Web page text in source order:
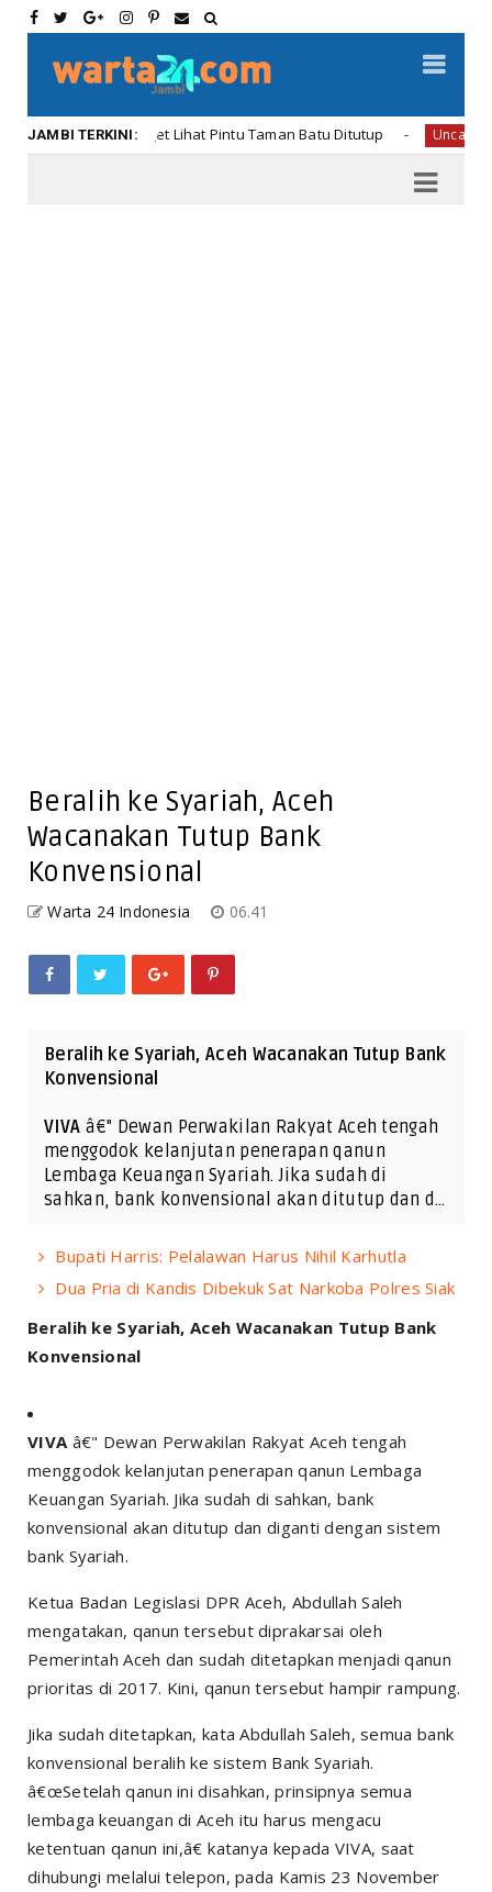
JAMBI TERKINI:
Oneng Kaget Lihat Pintu Taman Batu Ditutup Uncategorized
Beralih ke Syariah, Aceh
Wacanakan Tutup Bank
Konvensional
Warta 24 Indonesia 06.41
Beralih ke Syariah, Aceh Wacanakan Tutup Bank
Konvensional
VIVA â€" Dewan Perwakilan Rakyat Aceh tengah
menggodok kelanjutan penerapan qanun
Lembaga Keuangan Syariah. Jika sudah di
sahkan, bank konvensional akan ditutup dan d…
Bupati Harris: Pelalawan Harus Nihil Karhutla
Dua Pria di Kandis Dibekuk Sat Narkoba Polres Siak
Beralih ke Syariah, Aceh Wacanakan Tutup Bank
Konvensional
VIVA â€" Dewan Perwakilan Rakyat Aceh tengah
menggodok kelanjutan penerapan qanun Lembaga
Keuangan Syariah. Jika sudah di sahkan, bank
konvensional akan ditutup dan diganti dengan sistem
bank Syariah.
Ketua Badan Legislasi DPR Aceh, Abdullah Saleh
mengatakan, qanun tersebut diprakarsai oleh
Pemerintah Aceh dan sudah ditetapkan menjadi qanun
prioritas di 2017. Kini, qanun tersebut hampir rampung.
Jika sudah ditetapkan, kata Abdullah Saleh, semua bank
konvensional beralih ke sistem Bank Syariah.
â€œSetelah qanun ini disahkan, prinsipnya semua
lembaga keuangan di Aceh itu harus mengacu
ketentuan qanun ini,â€ katanya kepada VIVA, saat
dihubungi melalui telepon, pada Kamis 23 November